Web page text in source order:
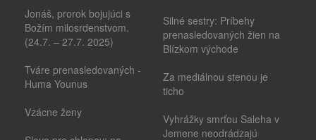
Jonáš, prorok bojujúci s
Božím milosrdenstvom.
(24.7. – 27.7. 2025)
Tváre prenasledovaných -
Huma Younus
Vzácne ženy
Silné sestry: Príbehy
prenasledovaných žien na
Blízkom východe
Za mediálnou stenou je
ticho
Vyhrážky smrťou Saleha v
Jemene neodrádzajú